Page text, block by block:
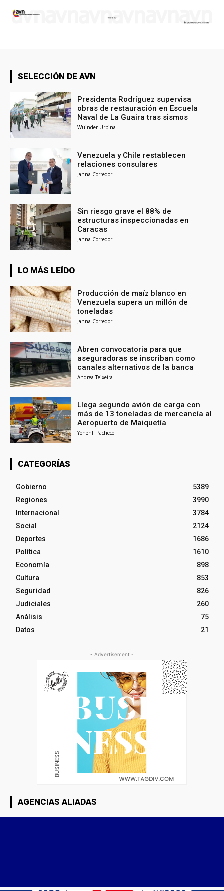
SELECCIÓN DE AVN
Presidenta Rodríguez supervisa
obras de restauración en Escuela
Naval de La Guaira tras sismos
Wuinder Urbina
Venezuela y Chile restablecen
relaciones consulares
Janna Corredor
Sin riesgo grave el 88% de
estructuras inspeccionadas en
Caracas
Janna Corredor
LO MÁS LEÍDO
Producción de maíz blanco en
Venezuela supera un millón de
toneladas
Janna Corredor
Abren convocatoria para que
aseguradoras se inscriban como
canales alternativos de la banca
Andrea Teixeira
Llega segundo avión de carga con
más de 13 toneladas de mercancía al
Aeropuerto de Maiquetía
Yohenli Pacheco
CATEGORÍAS
Gobierno
5389
Regiones
3990
Internacional
3784
Social
2124
Deportes
1686
Política
1610
Economía
898
Cultura
853
Seguridad
826
Judiciales
260
Análisis
75
Datos
21
- Advertisement -
AGENCIAS ALIADAS